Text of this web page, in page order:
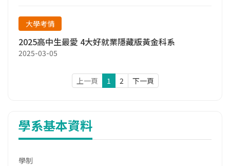
大學考情
2025高中生最愛 4大好就業隱藏版黃金科系
2025-03-05
上一頁 1 2 下一頁
學系基本資料
學制